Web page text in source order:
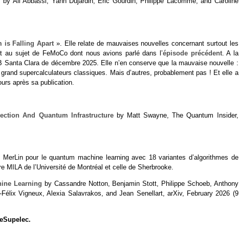
is Falling Apart ». Elle relate de mauvaises nouvelles concernant surtout les
sujet de FeMoCo dont nous avions parlé dans l’épisode précédent. A la
Clara de décembre 2025. Elle n’en conserve que la mauvaise nouvelle :
supercalculateurs classiques. Mais d’autres, probablement pas ! Et elle a
après sa publication.
And Quantum Infrastructureby Matt Swayne, The Quantum Insider,
pour le quantum machine learning avec 18 variantes d’algorithmes de
MILA de l’Université de Montréal et celle de Sherbrooke.
Learning by Cassandre Notton, Benjamin Stott, Philippe Schoeb, Anthony
Vigneux, Alexia Salavrakos, and Jean Senellart, arXiv, February 2026 (9